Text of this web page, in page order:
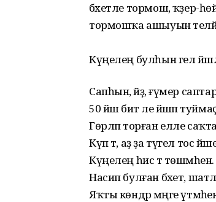
бәхетле тормош, ҡәҙер-
тормошҡа ашыуын
Күңелең булһын гел
Сапһын, әйҙә, ғүмер
50 йәш бит әле йәшәп
Гөрләп торған елле
Күп тә, аҙ ҙа түгел тос
Күңелең һис тә төшмәһен.
Насип булған бәхет,
Яҡты көндәр мәңге